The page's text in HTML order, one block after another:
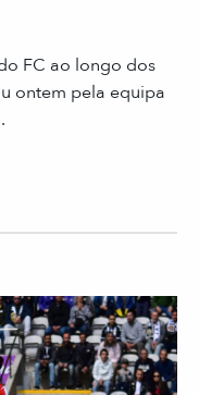
FC ao longo dos
ontem pela equipa